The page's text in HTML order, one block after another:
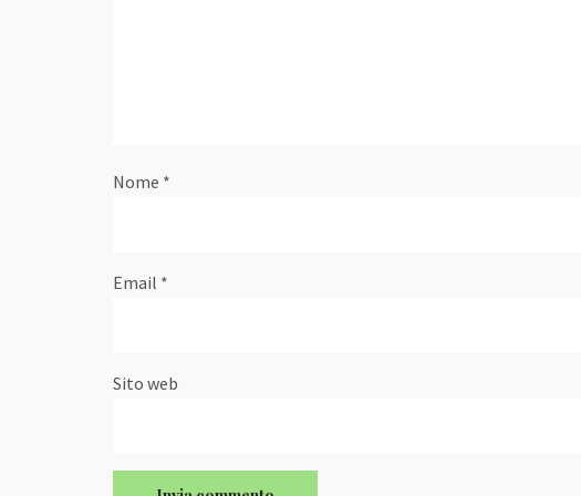
Nome *
Email *
Sito web